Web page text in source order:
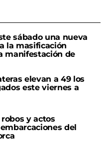
sábado una nueva
la masificación
manifestación de
elevan a 49 los
este viernes a
y actos
del